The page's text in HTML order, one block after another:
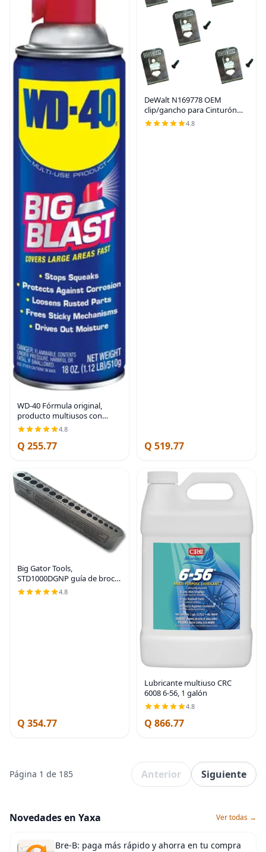
WD-40 Fórmula original,
producto multiusos con
spray Big-Blast, 18 onzas
4.8
Q 255.77
DeWalt N169778 OEM
clip/gancho para Cinturón
para 20V Max DCD980
DCD985 DCD980L2 DCD985L2
4.8
Q 519.77
Big Gator Tools,
STD1000DGNP guía de broca
| Acero fabricado en Estados
Unidos
4.8
Q 354.77
Lubricante multiuso CRC
6008 6-56, 1 galón
4.8
Q 866.77
Página 1 de 185 Anterior Siguiente
Novedades en Yaxa Ver todas →
Bre-B: paga más rápido y ahorra en tu compra